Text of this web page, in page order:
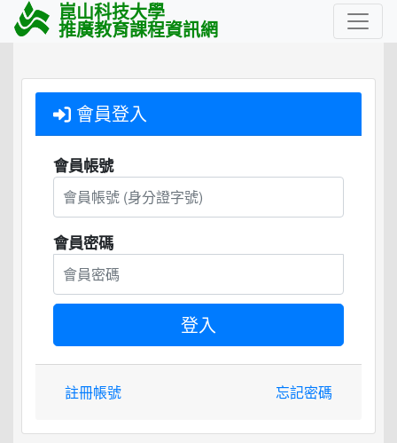
崑山科技大學
推廣教育課程資訊網
會員登入
會員帳號
會員密碼
註冊帳號 忘記密碼